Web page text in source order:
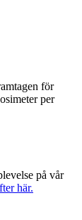
för
per
på vår
här.